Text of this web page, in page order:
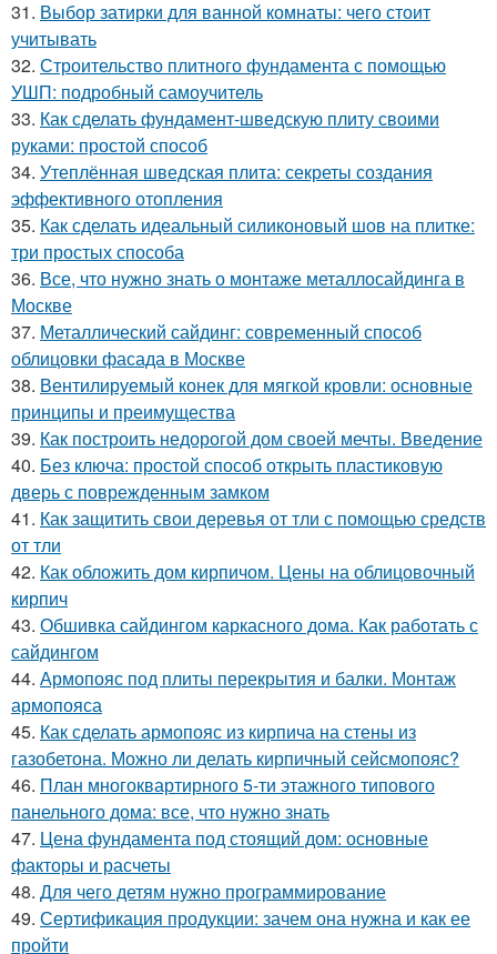
31. Выбор затирки для ванной комнаты: чего стоит
учитывать
32. Строительство плитного фундамента с помощью
УШП: подробный самоучитель
33. Как сделать фундамент-шведскую плиту своими
руками: простой способ
34. Утеплённая шведская плита: секреты создания
эффективного отопления
35. Как сделать идеальный силиконовый шов на плитке:
три простых способа
36. Все, что нужно знать о монтаже металлосайдинга в
Москве
37. Металлический сайдинг: современный способ
облицовки фасада в Москве
38. Вентилируемый конек для мягкой кровли: основные
принципы и преимущества
39. Как построить недорогой дом своей мечты. Введение
40. Без ключа: простой способ открыть пластиковую
дверь с поврежденным замком
41. Как защитить свои деревья от тли с помощью средств
от тли
42. Как обложить дом кирпичом. Цены на облицовочный
кирпич
43. Обшивка сайдингом каркасного дома. Как работать с
сайдингом
44. Армопояс под плиты перекрытия и балки. Монтаж
армопояса
45. Как сделать армопояс из кирпича на стены из
газобетона. Можно ли делать кирпичный сейсмопояс?
46. План многоквартирного 5-ти этажного типового
панельного дома: все, что нужно знать
47. Цена фундамента под стоящий дом: основные
факторы и расчеты
48. Для чего детям нужно программирование
49. Сертификация продукции: зачем она нужна и как ее
пройти